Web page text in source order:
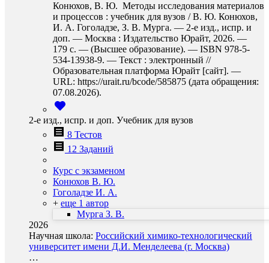
Конюхов, В. Ю. Методы исследования материалов
и процессов : учебник для вузов / В. Ю. Конюхов,
И. А. Гоголадзе, З. В. Мурга. — 2-е изд., испр. и
доп. — Москва : Издательство Юрайт, 2026. —
179 с. — (Высшее образование). — ISBN 978-5-
534-13938-9. — Текст : электронный //
Образовательная платформа Юрайт [сайт]. —
URL: https://urait.ru/bcode/585875 (дата обращения:
07.08.2026).
2-е изд., испр. и доп. Учебник для вузов
8 Тестов
12 Заданий
Курс с экзаменом
Конюхов В. Ю.
Гоголадзе И. А.
+ еще 1 автор
Мурга З. В.
2026
Научная школа: Российский химико-технологический
университет имени Д.И. Менделеева (г. Москва)
…